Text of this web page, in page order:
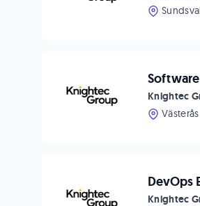
Knightec
Västerås
DevOps
Knightec